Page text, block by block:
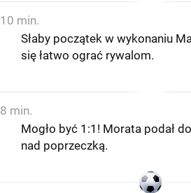
10 min.
Słaby początek w wykonaniu
się łatwo ograć rywalom.
8 min.
Mogło być 1:1! Morata podał
nad poprzeczką.